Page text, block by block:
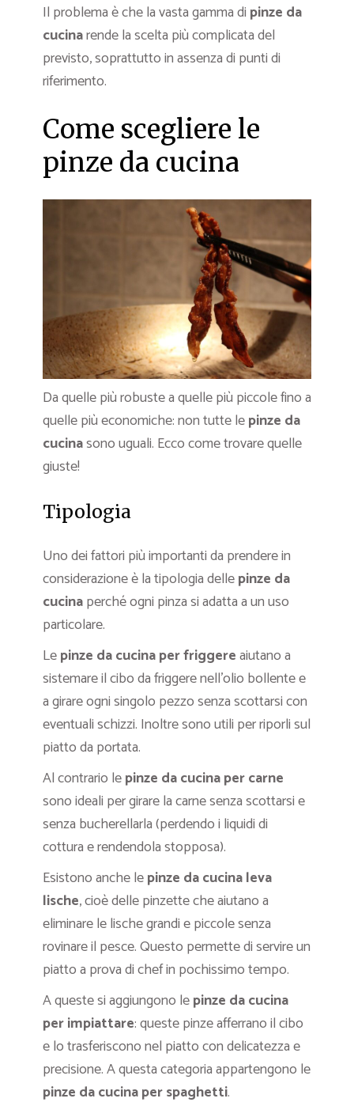
Il problema è che la vasta gamma di pinze da
cucinarende la scelta più complicata del
previsto, soprattutto in assenza di punti di
riferimento.
Come scegliere le
pinze da cucina
Da quelle più robuste a quelle più piccole fino a
quelle più economiche: non tutte lepinze da
cucinasono uguali. Ecco come trovare quelle
giuste!
Tipologia
Uno dei fattori più importanti da prendere in
considerazione è la tipologia dellepinze da
cucinaperché ogni pinza si adatta a un uso
particolare.
Lepinze da cucina per friggereaiutano a
sistemare il cibo da friggere nell’olio bollente e
a girare ogni singolo pezzo senza scottarsi con
eventuali schizzi. Inoltre sono utili per riporli sul
piatto da portata.
Al contrario lepinze da cucina per carne
sono ideali per girare la carne senza scottarsi e
senza bucherellarla (perdendo i liquidi di
cottura e rendendola stopposa).
Esistono anche lepinze da cucina leva
lische, cioè delle pinzette che aiutano a
eliminare le lische grandi e piccole senza
rovinare il pesce. Questo permette di servire un
piatto a prova di chef in pochissimo tempo.
A queste si aggiungono lepinze da cucina
per impiattare: queste pinze afferrano il cibo
e lo trasferiscono nel piatto con delicatezza e
precisione. A questa categoria appartengono le
pinze da cucina per spaghetti.